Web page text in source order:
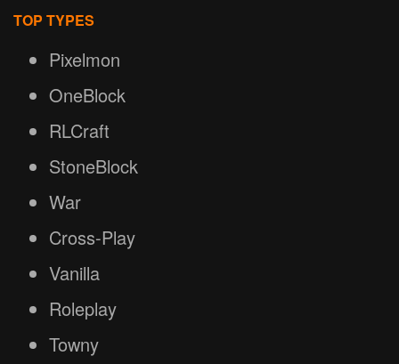
TOP TYPES
Pixelmon
OneBlock
RLCraft
StoneBlock
War
Cross-Play
Vanilla
Roleplay
Towny